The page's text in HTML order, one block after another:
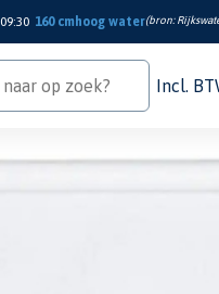
09:30 160 cm hoog water(bron:
Incl.
/ Luiken / Portshade - Beige, Size